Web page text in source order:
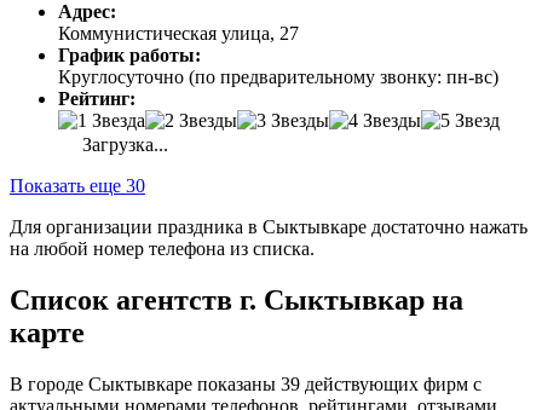
Адрес:
Коммунистическая улица, 27
График работы:
Круглосуточно (по предварительному звонку: пн-вс)
Рейтинг:
Загрузка...
Показать еще 30
Для организации праздника в Сыктывкаре достаточно нажать
на любой номер телефона из списка.
Список агентств г. Сыктывкар на
карте
В городе Сыктывкаре показаны 39 действующих фирм с
актуальными номерами телефонов, рейтингами, отзывами,